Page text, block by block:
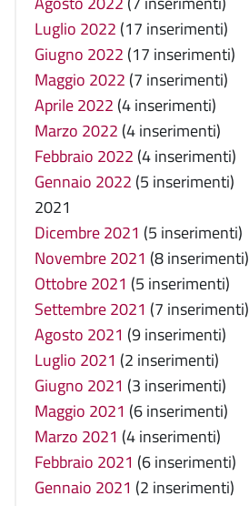
Luglio 2022 (17 inserimenti)
Giugno 2022 (17 inserimenti)
Maggio 2022 (7 inserimenti)
Aprile 2022 (4 inserimenti)
Marzo 2022 (4 inserimenti)
Febbraio 2022 (4 inserimenti)
Gennaio 2022 (5 inserimenti)
2021
Dicembre 2021 (5 inserimenti)
Novembre 2021 (8 inserimenti)
Ottobre 2021 (5 inserimenti)
Settembre 2021 (7 inserimenti)
Agosto 2021 (9 inserimenti)
Luglio 2021 (2 inserimenti)
Giugno 2021 (3 inserimenti)
Maggio 2021 (6 inserimenti)
Marzo 2021 (4 inserimenti)
Febbraio 2021 (6 inserimenti)
Gennaio 2021 (2 inserimenti)